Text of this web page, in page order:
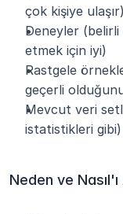
çok kişiye ulaşır)
Deneyler
etmek için iyi)
Rastgele
geçerli
Mevcut veri
istatistikleri gibi)
Neden ve